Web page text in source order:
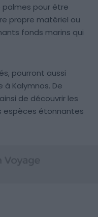
pour être
propre matériel ou
fonds marins qui
pourront aussi
Kalymnos. De
de découvrir les
espèces étonnantes